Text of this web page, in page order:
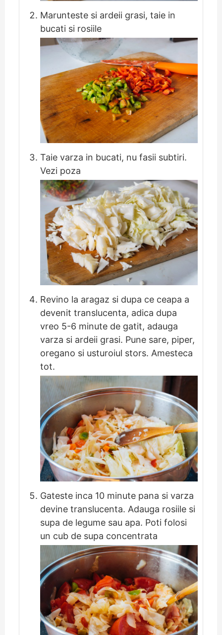
Marunteste si ardeii grasi, taie in
bucati si rosiile
Taie varza in bucati, nu fasii subtiri.
Vezi poza
Revino la aragaz si dupa ce ceapa a
devenit translucenta, adica dupa
vreo 5-6 minute de gatit, adauga
varza si ardeii grasi. Pune sare, piper,
oregano si usturoiul stors. Amesteca
tot.
Gateste inca 10 minute pana si varza
devine translucenta. Adauga rosiile si
supa de legume sau apa. Poti folosi
un cub de supa concentrata